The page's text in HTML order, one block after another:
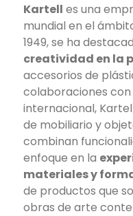
Kartell es una
mundial en el
1949, se ha
creatividad en la
accesorios de
colaboraciones
internacional,
de mobiliario y
combinan
enfoque en la
materiales y
de productos que
obras de arte